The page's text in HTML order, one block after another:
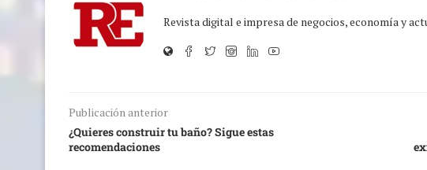
Revista digital e impresa de negocios, economía y
Publicación anterior
¿Quieres construir tu baño? Sigue estas
recomendaciones